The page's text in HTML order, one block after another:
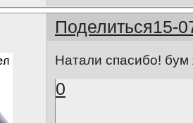
Поделиться15-
Натали спасибо!
0